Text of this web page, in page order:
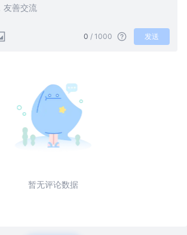
0 / 1000 发送
暂无评论数据